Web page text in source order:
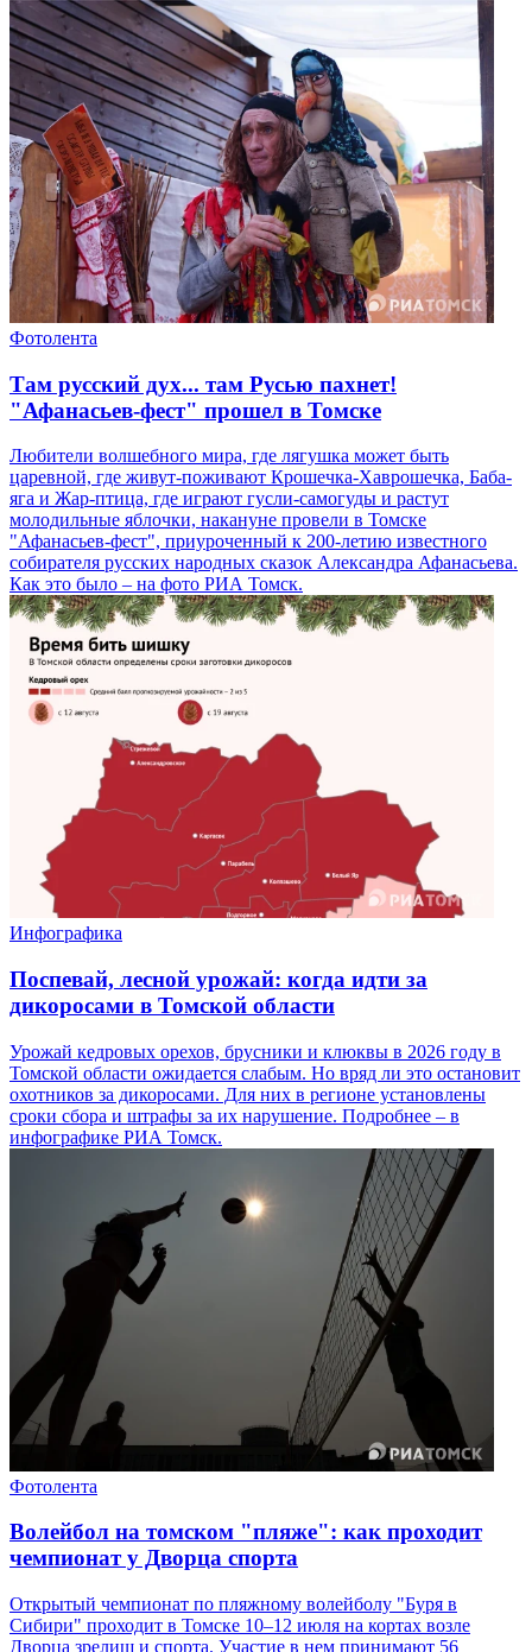
Фотолента
Там русский дух... там Русью пахнет!
"Афанасьев-фест" прошел в Томске
Любители волшебного мира, где лягушка может быть
царевной, где живут-поживают Крошечка-Хаврошечка, Баба-
яга и Жар-птица, где играют гусли-самогуды и растут
молодильные яблочки, накануне провели в Томске
"Афанасьев-фест", приуроченный к 200-летию известного
собирателя русских народных сказок Александра Афанасьева.
Как это было – на фото РИА Томск.
Инфографика
Поспевай, лесной урожай: когда идти за
дикоросами в Томской области
Урожай кедровых орехов, брусники и клюквы в 2026 году в
Томской области ожидается слабым. Но вряд ли это остановит
охотников за дикоросами. Для них в регионе установлены
сроки сбора и штрафы за их нарушение. Подробнее – в
инфографике РИА Томск.
Фотолента
Волейбол на томском "пляже": как проходит
чемпионат у Дворца спорта
Открытый чемпионат по пляжному волейболу "Буря в
Сибири" проходит в Томске 10–12 июля на кортах возле
Дворца зрелищ и спорта. Участие в нем принимают 56